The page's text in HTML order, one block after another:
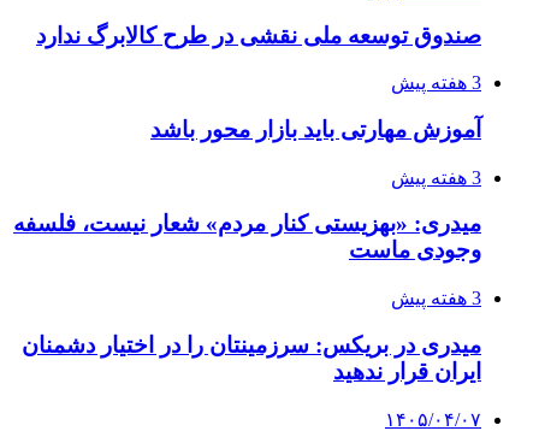
صندوق توسعه ملی نقشی در طرح کالابرگ ندارد
3 هفته پیش
آموزش مهارتی باید بازار محور باشد
3 هفته پیش
میدری: «بهزیستی کنار مردم» شعار نیست، فلسفه
وجودی ماست
3 هفته پیش
میدری در بریکس: سرزمینتان را در اختیار دشمنان
ایران قرار ندهید
۱۴۰۵/۰۴/۰۷